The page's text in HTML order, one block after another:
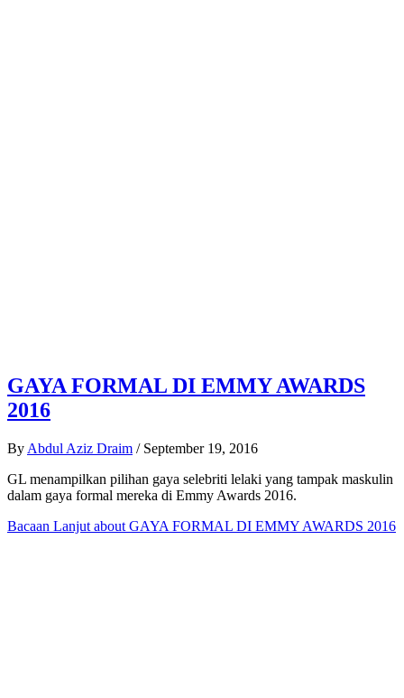
GAYA FORMAL DI EMMY AWARDS
2016
By Abdul Aziz Draim / September 19, 2016
GL menampilkan pilihan gaya selebriti lelaki yang tampak maskulin
dalam gaya formal mereka di Emmy Awards 2016.
Bacaan Lanjut about GAYA FORMAL DI EMMY AWARDS 2016